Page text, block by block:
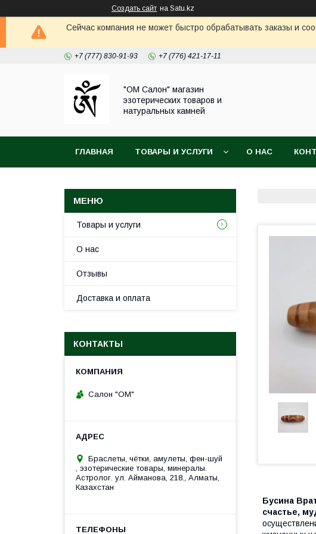
Создать сайт на Satu.kz
Сейчас компания не может быстро обрабатывать заказы и
+7 (777) 830-91-93 +7 (776) 421-17-11
"ОМ Салон" магазин
эзотерических товаров и
натуральных камней
ГЛАВНАЯ ТОВАРЫ И УСЛУГИ О НАС
Бусина
счастье,
Товары и услуги
О нас
Отзывы
Доставка и оплата
КОНТАКТЫ
Салон "ОМ"
Браслеты, чётки, амулеты, фен-шуй
, эзотерические товары, минералы.
Астролог. ул. Айманова, 218., Алматы,
Казахстан